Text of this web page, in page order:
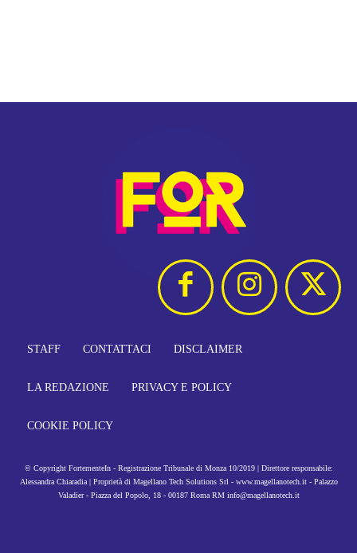
STAFF CONTATTACI DISCLAIMER
LA REDAZIONE PRIVACY E POLICY
COOKIE POLICY
© Copyright FortementeIn - Registrazione Tribunale di Monza 10/2019 | Direttore responsabile:
Alessandra Chiaradia | Proprietà di Magellano Tech Solutions Srl - www.magellanotech.it - Palazzo
Valadier - Piazza del Popolo, 18 - 00187 Roma RM info@magellanotech.it